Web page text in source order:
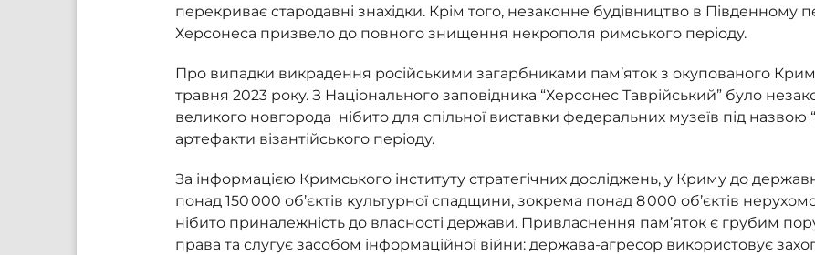
перекриває стародавні знахідки. Крім того, незаконне будівництво в Південному
Херсонеса призвело до повного знищення некрополя римського періоду.
Про випадки викрадення російськими загарбниками пам’яток з окупованого
травня 2023 року. З Національного заповідника “Херсонес Таврійський” було
великого новгорода нібито для спільної виставки федеральних музеїв під назвою
артефакти візантійського періоду.
За інформацією Кримського інституту стратегічних досліджень, у Криму до
понад 150 000 об’єктів культурної спадщини, зокрема понад 8 000 об’єктів
нібито приналежність до власності держави. Привласнення пам’яток є грубим
права та слугує засобом інформаційної війни: держава-агресор використовує